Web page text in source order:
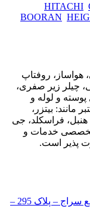
HITACHI
BOORAN
هواساز، روفتاپ
چیلر زیر صفری،
پوسته و لوله و
مانند: بیتزر،
فراسکلد، جی
تخصصی خدمات و
پذیر است.
تهران – میدان رسالت – خیابان فرجام – تقاطع سراج – پلاک 295 –